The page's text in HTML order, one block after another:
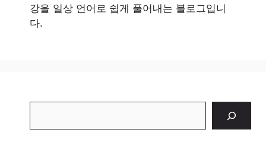
강을 일상 언어로 쉽게 풀어내는 블로그입니
다.